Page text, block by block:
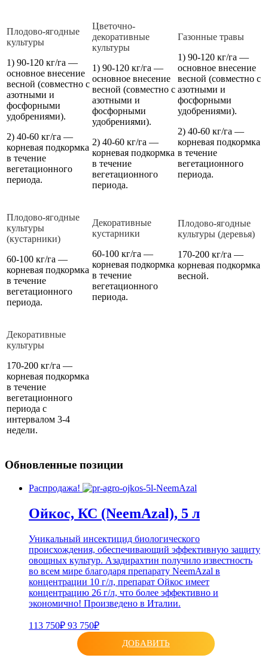
Плодово-ягодные
культуры
1) 90-120 кг/га —
основное внесение
весной (совместно с
азотными и
фосфорными
удобрениями).
2) 40-60 кг/га —
корневая подкормка
в течение
вегетационного
периода.
Цветочно-
декоративные
культуры
1) 90-120 кг/га —
основное внесение
весной (совместно с
азотными и
фосфорными
удобрениями).
2) 40-60 кг/га —
корневая подкормка
в течение
вегетационного
периода.
Газонные травы
1) 90-120 кг/га —
основное внесение
весной (совместно с
азотными и
фосфорными
удобрениями).
2) 40-60 кг/га —
корневая подкормка
в течение
вегетационного
периода.
Плодово-ягодные
культуры
(кустарники)
60-100 кг/га —
корневая подкормка
в течение
вегетационного
периода.
Декоративные
кустарники
60-100 кг/га —
корневая подкормка
в течение
вегетационного
периода.
Плодово-ягодные
культуры (деревья)
170-200 кг/га —
корневая подкормка
весной.
Декоративные
культуры
170-200 кг/га —
корневая подкормка
в течение
вегетационного
периода с
интервалом 3-4
недели.
Обновленные позиции
Распродажа!
Ойкос, КС (NeemAzal), 5 л
Уникальный инсектицид биологического
происхождения, обеспечивающий эффективную защиту
овощных культур. Азадирахтин получило известность
во всем мире благодаря препарату NeemAzal в
концентрации 10 г/л, препарат Ойкос имеет
концентрацию 26 г/л, что более эффективно и
экономично! Произведено в Италии.
113 750₽ 93 750₽
ДОБАВИТЬ